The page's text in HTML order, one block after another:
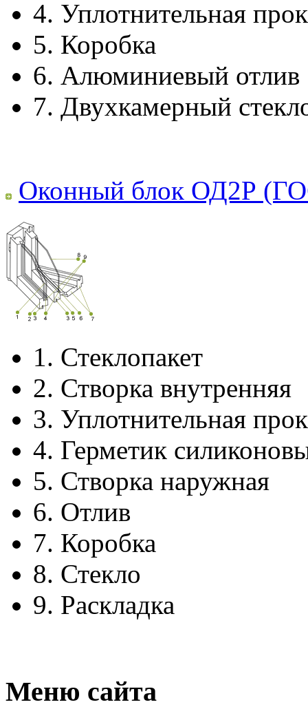
4. Уплотнительная
5. Коробка
6. Алюминиевый отлив
7. Двухкамерный
Оконный блок ОД2Р
1. Стеклопакет
2. Створка внутренняя
3. Уплотнительная
4. Герметик
5. Створка наружная
6. Отлив
7. Коробка
8. Стекло
9. Раскладка
Меню сайта